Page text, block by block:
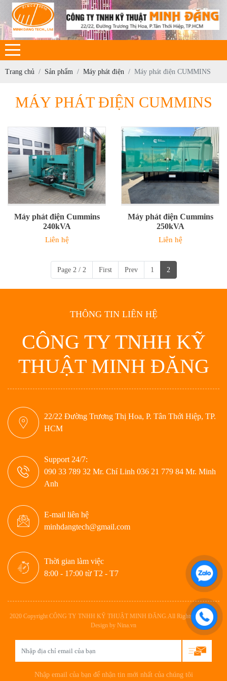
Trang chủ Sản phẩm Máy phát điện Máy phát điện CUMMINS
MÁY PHÁT ĐIỆN CUMMINS
Máy phát điện Cummins
240kVA
Liên hệ
Máy phát điện Cummins
250kVA
Liên hệ
Page 2 / 2 First Prev 1 2
THÔNG TIN LIÊN HỆ
CÔNG TY TNHH KỸ
THUẬT MINH ĐĂNG
22/22 Đường Trương Thị Hoa, P. Tân Thới Hiệp, TP.
HCM
Support 24/7:
090 33 789 32 Mr. Chí Linh 036 21 779 84 Mr. Minh
Anh
E-mail liên hệ
minhdangtech@gmail.com
Thời gian làm việc
8:00 - 17:00 từ T2 - T7
2020 Copyright CÔNG TY TNHH KỸ THUẬT MINH ĐĂNG.All Rights Reserved.
Design by Nina.vn
Nhập email của bạn để nhận tin mới nhất của chúng tôi